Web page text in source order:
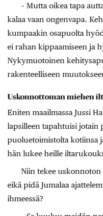
– Mutta oikea tapa
kalaa vaan ongenvapa.
kumpaakin osapuolta
ei rahan kippaamiseen ja
Nykymuotoinen
rakenteelliseen
Uskonnottoman miehen
Eniten maailmassa Jussi
lapsilleen tapahtuisi jotain
puoluetoimistolta kotiinsa
hän lukee heille
Niin tekee
eikä pidä Jumalaa
ihmeessä?